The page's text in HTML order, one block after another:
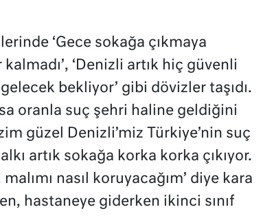
‘Gece sokağa çıkmaya
‘Denizli artık hiç güvenli
bekliyor’ gibi dövizler taşıdı.
oranla suç şehri haline geldiğini
güzel Denizli’miz Türkiye’nin suç
artık sokağa korka korka çıkıyor.
nasıl koruyacağım’ diye kara
hastaneye giderken ikinci sınıf